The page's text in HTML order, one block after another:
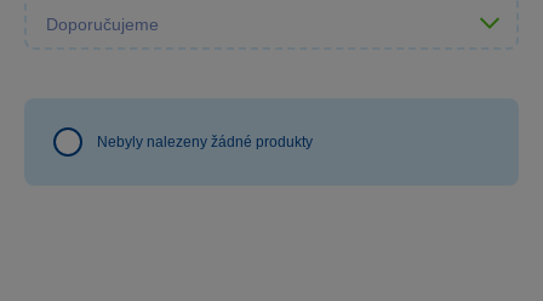
Nebyly nalezeny žádné produkty